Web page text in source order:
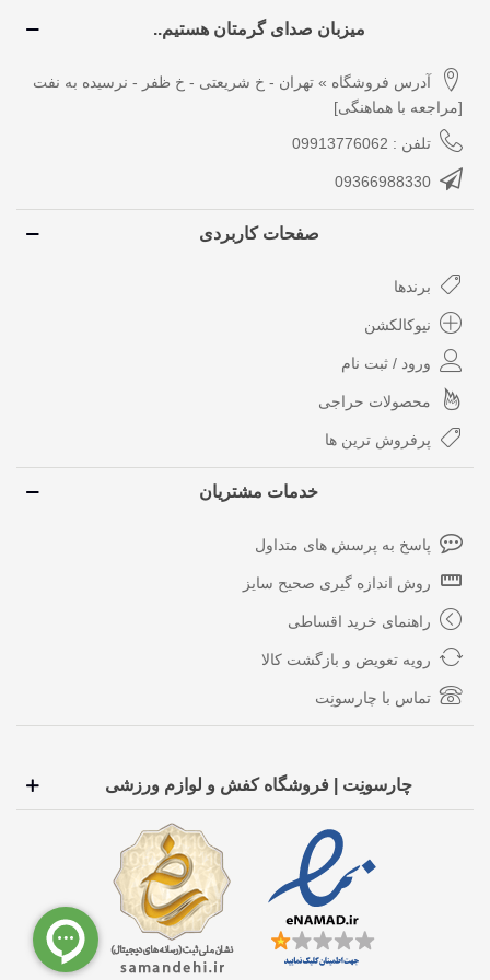
میزبان صدای گرمتان هستیم..
آدرس فروشگاه » تهران - خ شریعتی - خ ظفر - نرسیده به نفت
[مراجعه با هماهنگی]
تلفن : 09913776062
09366988330
صفحات کاربردی
برندها
نیوکالکشن
ورود / ثبت نام
محصولات حراجی
پرفروش ترین ها
خدمات مشتریان
پاسخ به پرسش های متداول
روش اندازه گیری صحیح سایز
راهنمای خرید اقساطی
رویه تعویض و بازگشت کالا
تماس با چارسونِت
چارسونِت | فروشگاه کفش و لوازم ورزشی